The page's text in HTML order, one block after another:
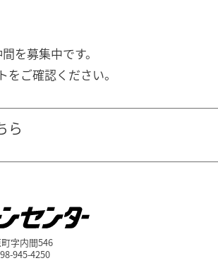
を募集中です。
をご確認ください。
ら
字内間546
945-4250